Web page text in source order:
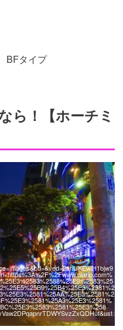
BFタイプ
ら！【ホーチミ